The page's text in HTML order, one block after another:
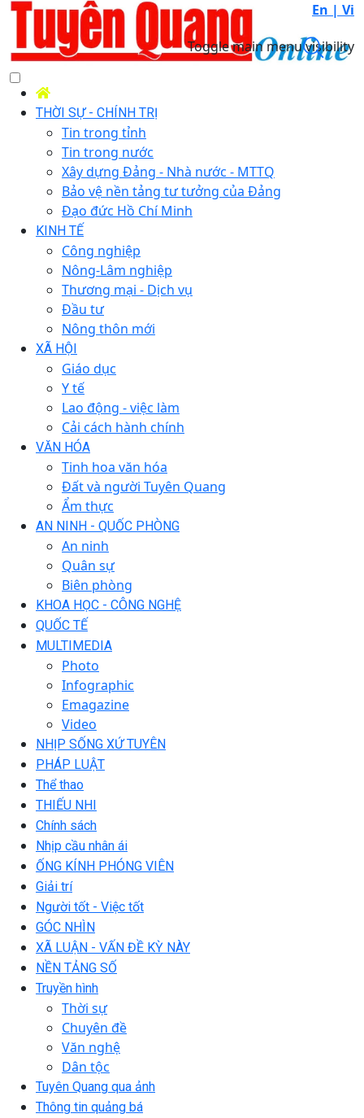
En | Vi
Toggle main menu visibility
THỜI SỰ - CHÍNH TRỊ
Tin trong tỉnh
Tin trong nước
Xây dựng Đảng - Nhà nước - MTTQ
Bảo vệ nền tảng tư tưởng của Đảng
Đạo đức Hồ Chí Minh
KINH TẾ
Công nghiệp
Nông-Lâm nghiệp
Thương mại - Dịch vụ
Đầu tư
Nông thôn mới
XÃ HỘI
Giáo dục
Y tế
Lao động - việc làm
Cải cách hành chính
VĂN HÓA
Tinh hoa văn hóa
Đất và người Tuyên Quang
Ẩm thực
AN NINH - QUỐC PHÒNG
An ninh
Quân sự
Biên phòng
KHOA HỌC - CÔNG NGHỆ
QUỐC TẾ
MULTIMEDIA
Photo
Infographic
Emagazine
Video
NHỊP SỐNG XỨ TUYÊN
PHÁP LUẬT
Thể thao
THIẾU NHI
Chính sách
Nhịp cầu nhân ái
ỐNG KÍNH PHÓNG VIÊN
Giải trí
Người tốt - Việc tốt
GÓC NHÌN
XÃ LUẬN - VẤN ĐỀ KỲ NÀY
NỀN TẢNG SỐ
Truyền hình
Thời sự
Chuyên đề
Văn nghệ
Dân tộc
Tuyên Quang qua ảnh
Thông tin quảng bá